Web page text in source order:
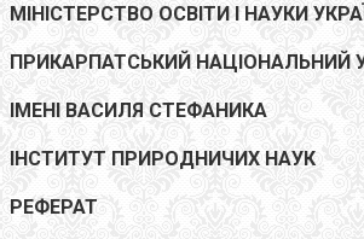
МІНІСТЕРСТВО ОСВІТИ І НАУКИ
ПРИКАРПАТСЬКИЙ НАЦІОНАЛЬНИЙ
ІМЕНІ ВАСИЛЯ СТЕФАНИКА
ІНСТИТУТ ПРИРОДНИЧИХ НАУК
РЕФЕРАТ